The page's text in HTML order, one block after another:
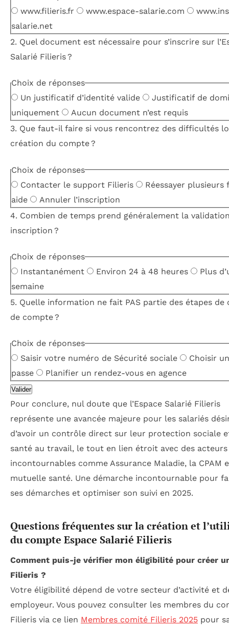
www.filieris.fr
www.espace-salarie.com
salarie.net
2. Quel document est nécessaire pour s’inscrire sur
Salarié Filieris ?
Choix de réponses
Un justificatif d’identité valide
Justificatif de
uniquement
Aucun document n’est requis
3. Que faut-il faire si vous rencontrez des difficultés
création du compte ?
Choix de réponses
Contacter le support Filieris
Réessayer plusieurs
aide
Annuler l’inscription
4. Combien de temps prend généralement la
inscription ?
Choix de réponses
Instantanément
Environ 24 à 48 heures
Plus
semaine
5. Quelle information ne fait PAS partie des étapes de
de compte ?
Choix de réponses
Saisir votre numéro de Sécurité sociale
Choisir
passe
Planifier un rendez-vous en agence
Valider
Pour conclure, nul doute que l’Espace Salarié Filieris
représente une avancée majeure pour les salariés
d’avoir un contrôle direct sur leur protection sociale
santé au travail, le tout en lien étroit avec des acteurs
incontournables comme Assurance Maladie, la CPAM
mutuelle santé. Une démarche incontournable pour
ses démarches et optimiser son suivi en 2025.
Questions fréquentes sur la création et
du compte Espace Salarié Filieris
Comment puis-je vérifier mon éligibilité pour créer
Filieris ?
Votre éligibilité dépend de votre secteur d’activité et
employeur. Vous pouvez consulter les membres du
Filieris via ce lien Membres comité Filieris 2025 pour